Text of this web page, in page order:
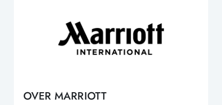
OVER MARRIOTT